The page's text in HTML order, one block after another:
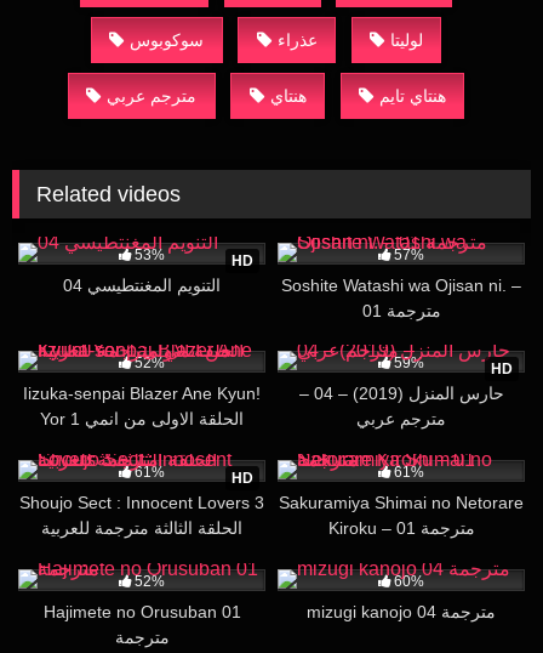
سوكوبوس عذراء لوليتا
مترجم عربي هنتاي هنتاي تايم
Related videos
HD
53%
التنويم المغنتطيسي 04
57%
Soshite Watashi wa Ojisan ni. –
01 مترجمة
52%
Iizuka-senpai Blazer Ane Kyun!
Yor 1 الحلقة الاولى من انمي
HD
59%
حارس المنزل (2019) – 04 –
مترجم عربي
HD
61%
Shoujo Sect : Innocent Lovers 3
الحلقة الثالثة مترجمة للعربية
61%
Sakuramiya Shimai no Netorare
Kiroku – 01 مترجمة
52%
Hajimete no Orusuban 01
مترجمة
60%
mizugi kanojo 04 مترجمة